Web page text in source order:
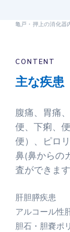
亀戸・押上の消化器
CONTENT
主な疾患
腹痛、胃痛
便、下痢、
便）、ピロ
鼻(鼻からの
査ができます
肝胆膵疾患
アルコール性
胆石・胆嚢ポ